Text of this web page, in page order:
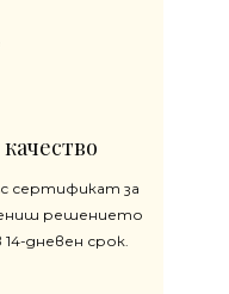
сертификат за
решението
дневен срок.